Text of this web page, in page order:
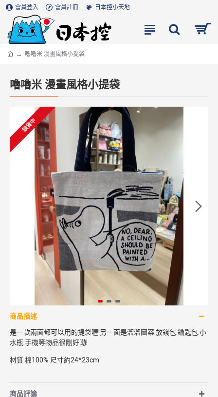
會員登入 會員註冊 日本控小天地
嚕嚕米 漫畫風格小提袋
嚕嚕米 漫畫風格小提袋
缺貨中
商品描述
是一款兩面都可以用的提袋喔!另一面是溜溜圖案.放錢包.鑰匙包.小
水瓶.手機等物品很剛好呦!
材質:棉100% 尺寸約24*23cm
商品評論